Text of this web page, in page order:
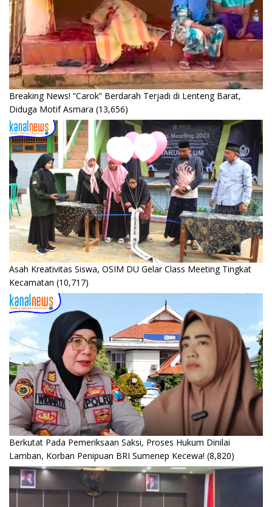
Breaking News! “Carok” Berdarah Terjadi di Lenteng Barat,
Diduga Motif Asmara (13,656)
Asah Kreativitas Siswa, OSIM DU Gelar Class Meeting Tingkat
Kecamatan (10,717)
Berkutat Pada Pemeriksaan Saksi, Proses Hukum Dinilai
Lamban, Korban Penipuan BRI Sumenep Kecewa! (8,820)